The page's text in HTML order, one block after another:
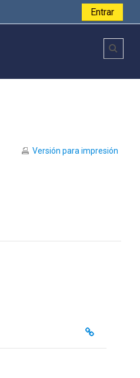
Entrar
Versión para impresión